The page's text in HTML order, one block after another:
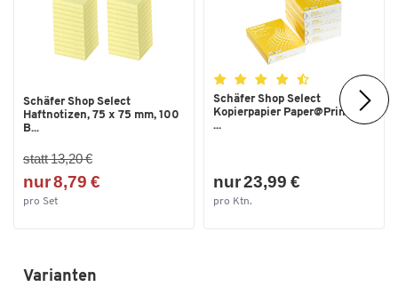
Schäfer Shop Select
Haftnotizen, 75 x 75 mm, 100
B...
statt 13,20 €
nur 8,79 €
pro Set
Schäfer Shop Select
Kopierpapier Paper@Print, DIN
...
nur 23,99 €
pro Ktn.
Varianten